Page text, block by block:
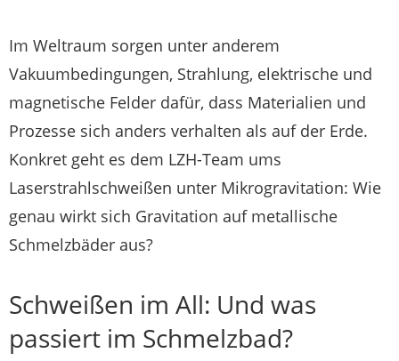
Im Weltraum sorgen unter anderem
Vakuumbedingungen, Strahlung, elektrische und
magnetische Felder dafür, dass Materialien und
Prozesse sich anders verhalten als auf der Erde.
Konkret geht es dem LZH-Team ums
Laserstrahlschweißen unter Mikrogravitation: Wie
genau wirkt sich Gravitation auf metallische
Schmelzbäder aus?
Schweißen im All: Und was
passiert im Schmelzbad?